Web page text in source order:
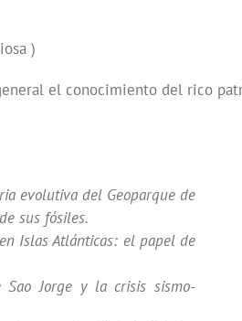
)
el conocimiento del rico
evolutiva del Geoparque de
sus fósiles.
Islas Atlánticas: el papel de
Sao Jorge y la crisis sismo-